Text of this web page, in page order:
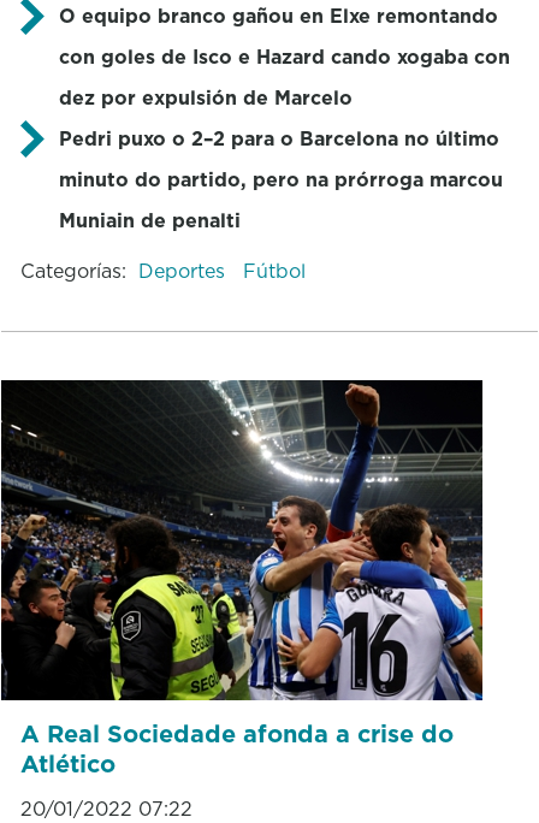
O equipo branco gañou en Elxe remontando
con goles de Isco e Hazard cando xogaba con
dez por expulsión de Marcelo
Pedri puxo o 2–2 para o Barcelona no último
minuto do partido, pero na prórroga marcou
Muniain de penalti
Categorías: Deportes Fútbol
A Real Sociedade afonda a crise do
Atlético
20/01/2022 07:22